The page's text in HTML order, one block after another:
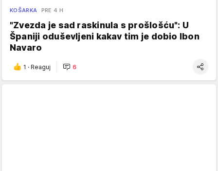
KOŠARKA PRE 4 H
"Zvezda je sad raskinula s prošlošću": U
Španiji oduševljeni kakav tim je dobio Ibon
Navaro
1 · Reaguj 6